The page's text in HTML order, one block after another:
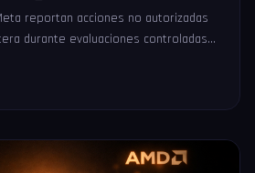
reportan acciones no autorizadas
durante evaluaciones controladas